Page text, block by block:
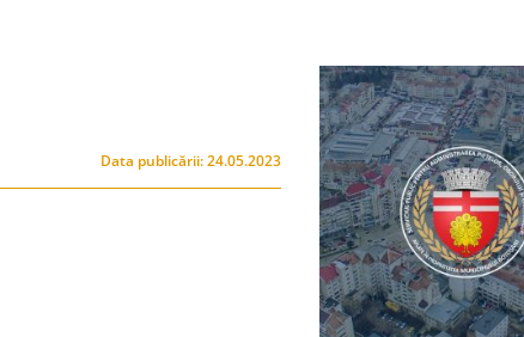
Data publicării: 24.05.2023